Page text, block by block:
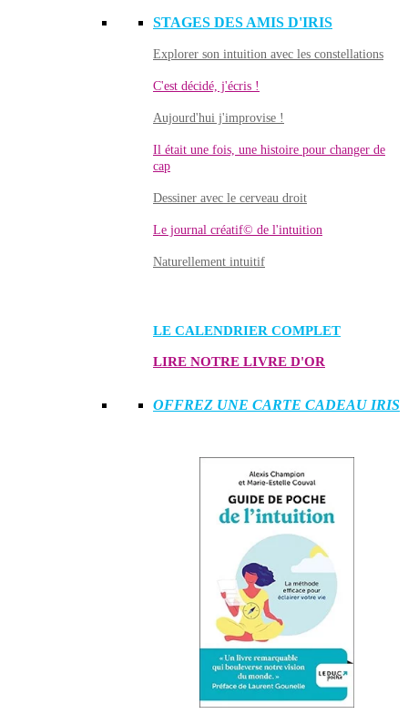
STAGES DES AMIS D'IRIS
Explorer son intuition avec les constellations
C'est décidé, j'écris !
Aujourd'hui j'improvise !
Il était une fois, une histoire pour changer de
cap
Dessiner avec le cerveau droit
Le journal créatif© de l'intuition
Naturellement intuitif
LE CALENDRIER COMPLET
LIRE NOTRE LIVRE D'OR
OFFREZ UNE CARTE CADEAU IRIS